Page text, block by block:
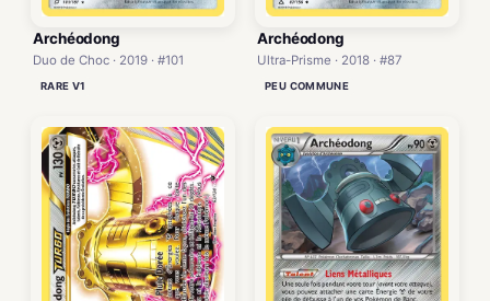
Archéodong
Duo de Choc · 2019 · #101
RARE V1
Archéodong
Ultra-Prisme · 2018 · #87
PEU COMMUNE